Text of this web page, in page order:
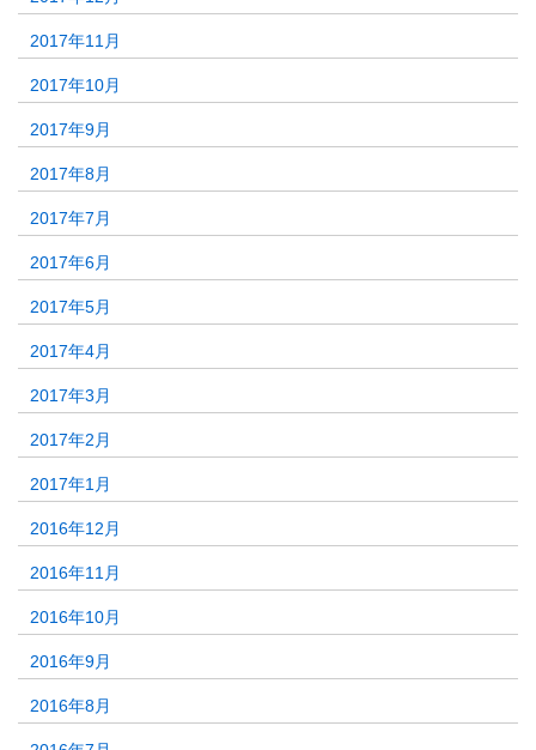
2017年11月
2017年10月
2017年9月
2017年8月
2017年7月
2017年6月
2017年5月
2017年4月
2017年3月
2017年2月
2017年1月
2016年12月
2016年11月
2016年10月
2016年9月
2016年8月